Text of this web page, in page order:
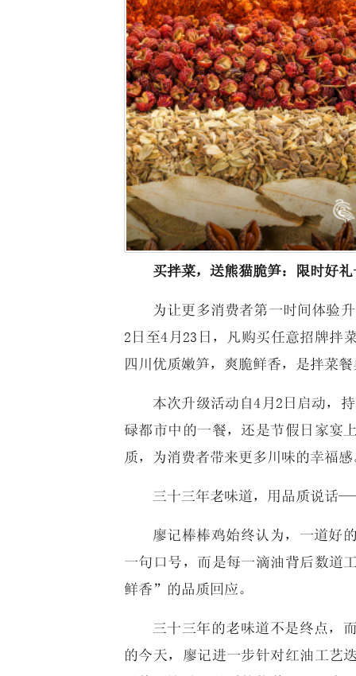
买拌菜，送熊猫脆笋：限时好
为让更多消费者第一时间体验
2日至4月23日，凡购买任意招牌拌
四川优质嫩笋，爽脆鲜香，是拌菜
本次升级活动自4月2日启动，
碌都市中的一餐，还是节假日家宴
质，为消费者带来更多川味的幸福感
三十三年老味道，用品质说话
廖记棒棒鸡始终认为，一道好
一句口号，而是每一滴油背后数道
鲜香”的品质回应。
三十三年的老味道不是终点，
的今天，廖记进一步针对红油工艺